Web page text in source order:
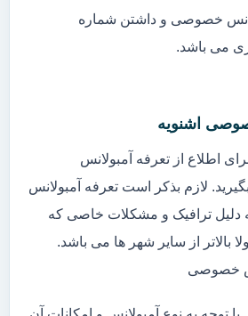
خصوصی و داشتن شماره
می باشد.
اشنویه
اطلاع از تعرفه آمبولانس
لازم بذکر است تعرفه آمبولانس
دلیل ترافیک و مشکلات خاصی که
بالاتر از سایر شهر ها می باشد.
خصوصی